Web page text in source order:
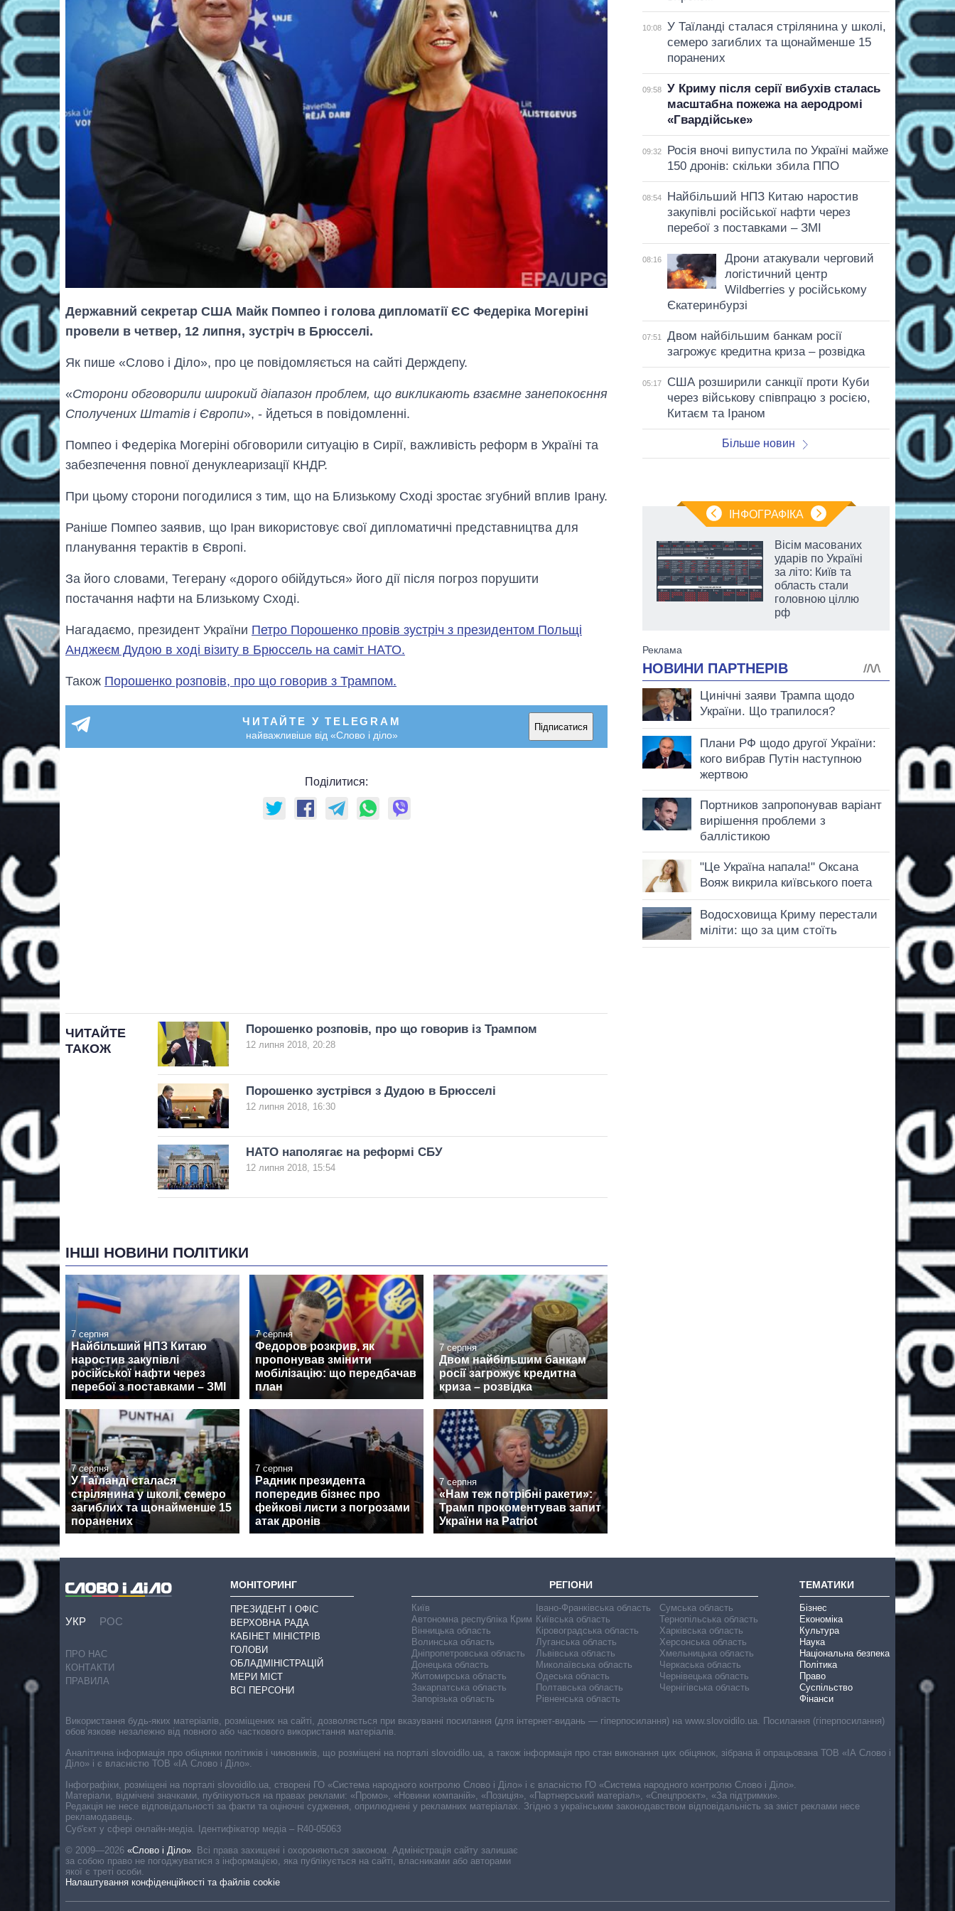
Державний секретар США Майк Помпео і голова дипломатії ЄС Федеріка Могеріні
провели в четвер, 12 липня, зустріч в Брюсселі.
Як пише «Слово і Діло», про це повідомляється на сайті Держдепу.
«Сторони обговорили широкий діапазон проблем, що викликають взаємне занепокоєння
Сполучених Штатів і Європи», - йдеться в повідомленні.
Помпео і Федеріка Могеріні обговорили ситуацію в Сирії, важливість реформ в Україні та
забезпечення повної денуклеаризації КНДР.
При цьому сторони погодилися з тим, що на Близькому Сході зростає згубний вплив Ірану.
Раніше Помпео заявив, що Іран використовує свої дипломатичні представництва для
планування терактів в Європі.
За його словами, Тегерану «дорого обійдуться» його дії після погроз порушити
постачання нафти на Близькому Сході.
Нагадаємо, президент України Петро Порошенко провів зустріч з президентом Польщі
Анджеєм Дудою в ході візиту в Брюссель на саміт НАТО.
Також Порошенко розповів, про що говорив з Трампом.
ЧИТАЙТЕ У TELEGRAM
найважливіше від «Слово і діло»
Підписатися
Поділитися:
ЧИТАЙТЕ
ТАКОЖ
Порошенко розповів, про що говорив із Трампом
12 липня 2018, 20:28
Порошенко зустрівся з Дудою в Брюсселі
12 липня 2018, 16:30
НАТО наполягає на реформі СБУ
12 липня 2018, 15:54
ІНШІ НОВИНИ ПОЛІТИКИ
7 серпня
Найбільший НПЗ Китаю
наростив закупівлі
російської нафти через
перебої з поставками – ЗМІ
7 серпня
Федоров розкрив, як
пропонував змінити
мобілізацію: що передбачав
план
7 серпня
Двом найбільшим банкам
росії загрожує кредитна
криза – розвідка
7 серпня
У Таїланді сталася
стрілянина у школі, семеро
загиблих та щонайменше 15
поранених
7 серпня
Радник президента
попередив бізнес про
фейкові листи з погрозами
атак дронів
7 серпня
«Нам теж потрібні ракети»:
Трамп прокоментував запит
України на Patriot
10:08
У Таїланді сталася стрілянина у школі,
семеро загиблих та щонайменше 15
поранених
09:58
У Криму після серії вибухів сталась
масштабна пожежа на аеродромі
«Гвардійське»
09:32
Росія вночі випустила по Україні майже
150 дронів: скільки збила ППО
08:54
Найбільший НПЗ Китаю наростив
закупівлі російської нафти через
перебої з поставками – ЗМІ
08:16
Дрони атакували черговий
логістичний центр
Wildberries у російському
Єкатеринбурзі
07:51
Двом найбільшим банкам росії
загрожує кредитна криза – розвідка
05:17
США розширили санкції проти Куби
через військову співпрацю з росією,
Китаєм та Іраном
Більше новин
ІНФОГРАФІКА
заробляють
Вісім масованих
ударів по Україні
за літо: Київ та
область стали
головною ціллю
рф
УКР РОС
ПРО НАС
КОНТАКТИ
ПРАВИЛА
МОНІТОРИНГ
ПРЕЗИДЕНТ І ОФІС
ВЕРХОВНА РАДА
КАБІНЕТ МІНІСТРІВ
ГОЛОВИ
ОБЛАДМІНІСТРАЦІЙ
МЕРИ МІСТ
ВСІ ПЕРСОНИ
РЕГІОНИ
Київ
Автономна республіка Крим
Вінницька область
Волинська область
Дніпропетровська область
Донецька область
Житомирська область
Закарпатська область
Запорізька область
Івано-Франківська область
Київська область
Кіровоградська область
Луганська область
Львівська область
Миколаївська область
Одеська область
Полтавська область
Рівненська область
Сумська область
Тернопільська область
Харківська область
Херсонська область
Хмельницька область
Черкаська область
Чернівецька область
Чернігівська область
ТЕМАТИКИ
Бізнес
Економіка
Культура
Наука
Національна безпека
Політика
Право
Суспільство
Фінанси
Cуб'єкт у сфері онлайн-медіа. Ідентифікатор медіа – R40-05063
© 2009—2026 «Слово і Діло» Всі права захищені і охороняються законом. Адміністрація сайту залишає
за собою право не погоджуватися з інформацією, яка публікується на сайті, власниками або авторами
якої є треті особи.
Налаштування конфіденційності та файлів cookie
Використання будь-яких матеріалів, розміщених на сайті, дозволяється при вказуванні посилання (для інтернет-видань — гіперпосилання) на www.slovoidilo.ua. Посилання (гіперпосилання)
обов’язкове незалежно від повного або часткового використання матеріалів.
Аналітична інформація про обіцянки політиків і чиновників, що розміщені на порталі slovoidilo.ua, а також інформація про стан виконання цих обіцянок, зібрана й опрацьована ТОВ «ІА Слово і
Діло» і є власністю ТОВ «ІА Слово і Діло».
Інфографіки, розміщені на порталі slovoidilo.ua, створені ГО «Система народного контролю Слово і Діло» і є власністю ГО «Система народного контролю Слово і Діло».
Матеріали, відмічені значками, публікуються на правах реклами: «Промо», «Новини компаній», «Позиція», «Партнерський матеріал», «Спецпроєкт», «За підтримки».
Редакція не несе відповідальності за факти та оціночні судження, оприлюднені у рекламних матеріалах. Згідно з українським законодавством відповідальність за зміст реклами несе
рекламодавець.